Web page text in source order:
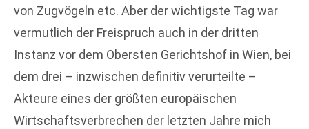
von Zugvögeln etc. Aber der wichtigste Tag war
vermutlich der Freispruch auch in der dritten
Instanz vor dem Obersten Gerichtshof in Wien, bei
dem drei – inzwischen definitiv verurteilte –
Akteure eines der größten europäischen
Wirtschaftsverbrechen der letzten Jahre mich